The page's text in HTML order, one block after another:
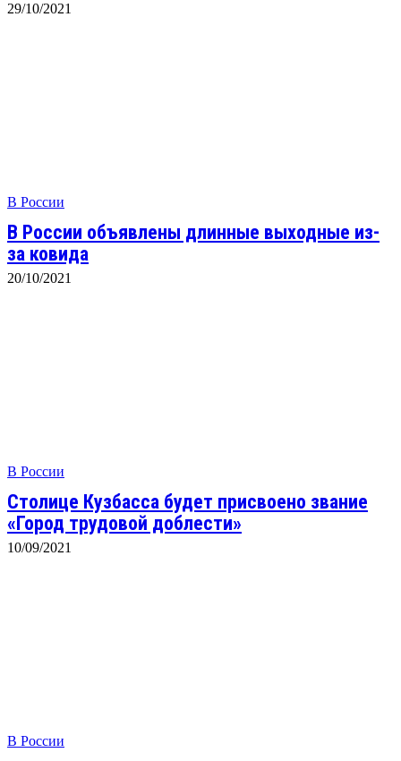
29/10/2021
В России
В России объявлены длинные выходные из-
за ковида
20/10/2021
В России
Столице Кузбасса будет присвоено звание
«Город трудовой доблести»
10/09/2021
В России